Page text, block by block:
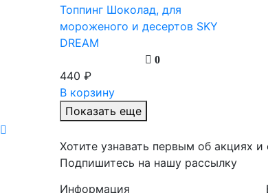
Топпинг Шоколад, для
мороженого и десертов SKY
DREAM
0
440 ₽
В корзину
Показать еще
Хотите узнавать первым об акциях и
Подпишитесь на нашу рассылку
Информация